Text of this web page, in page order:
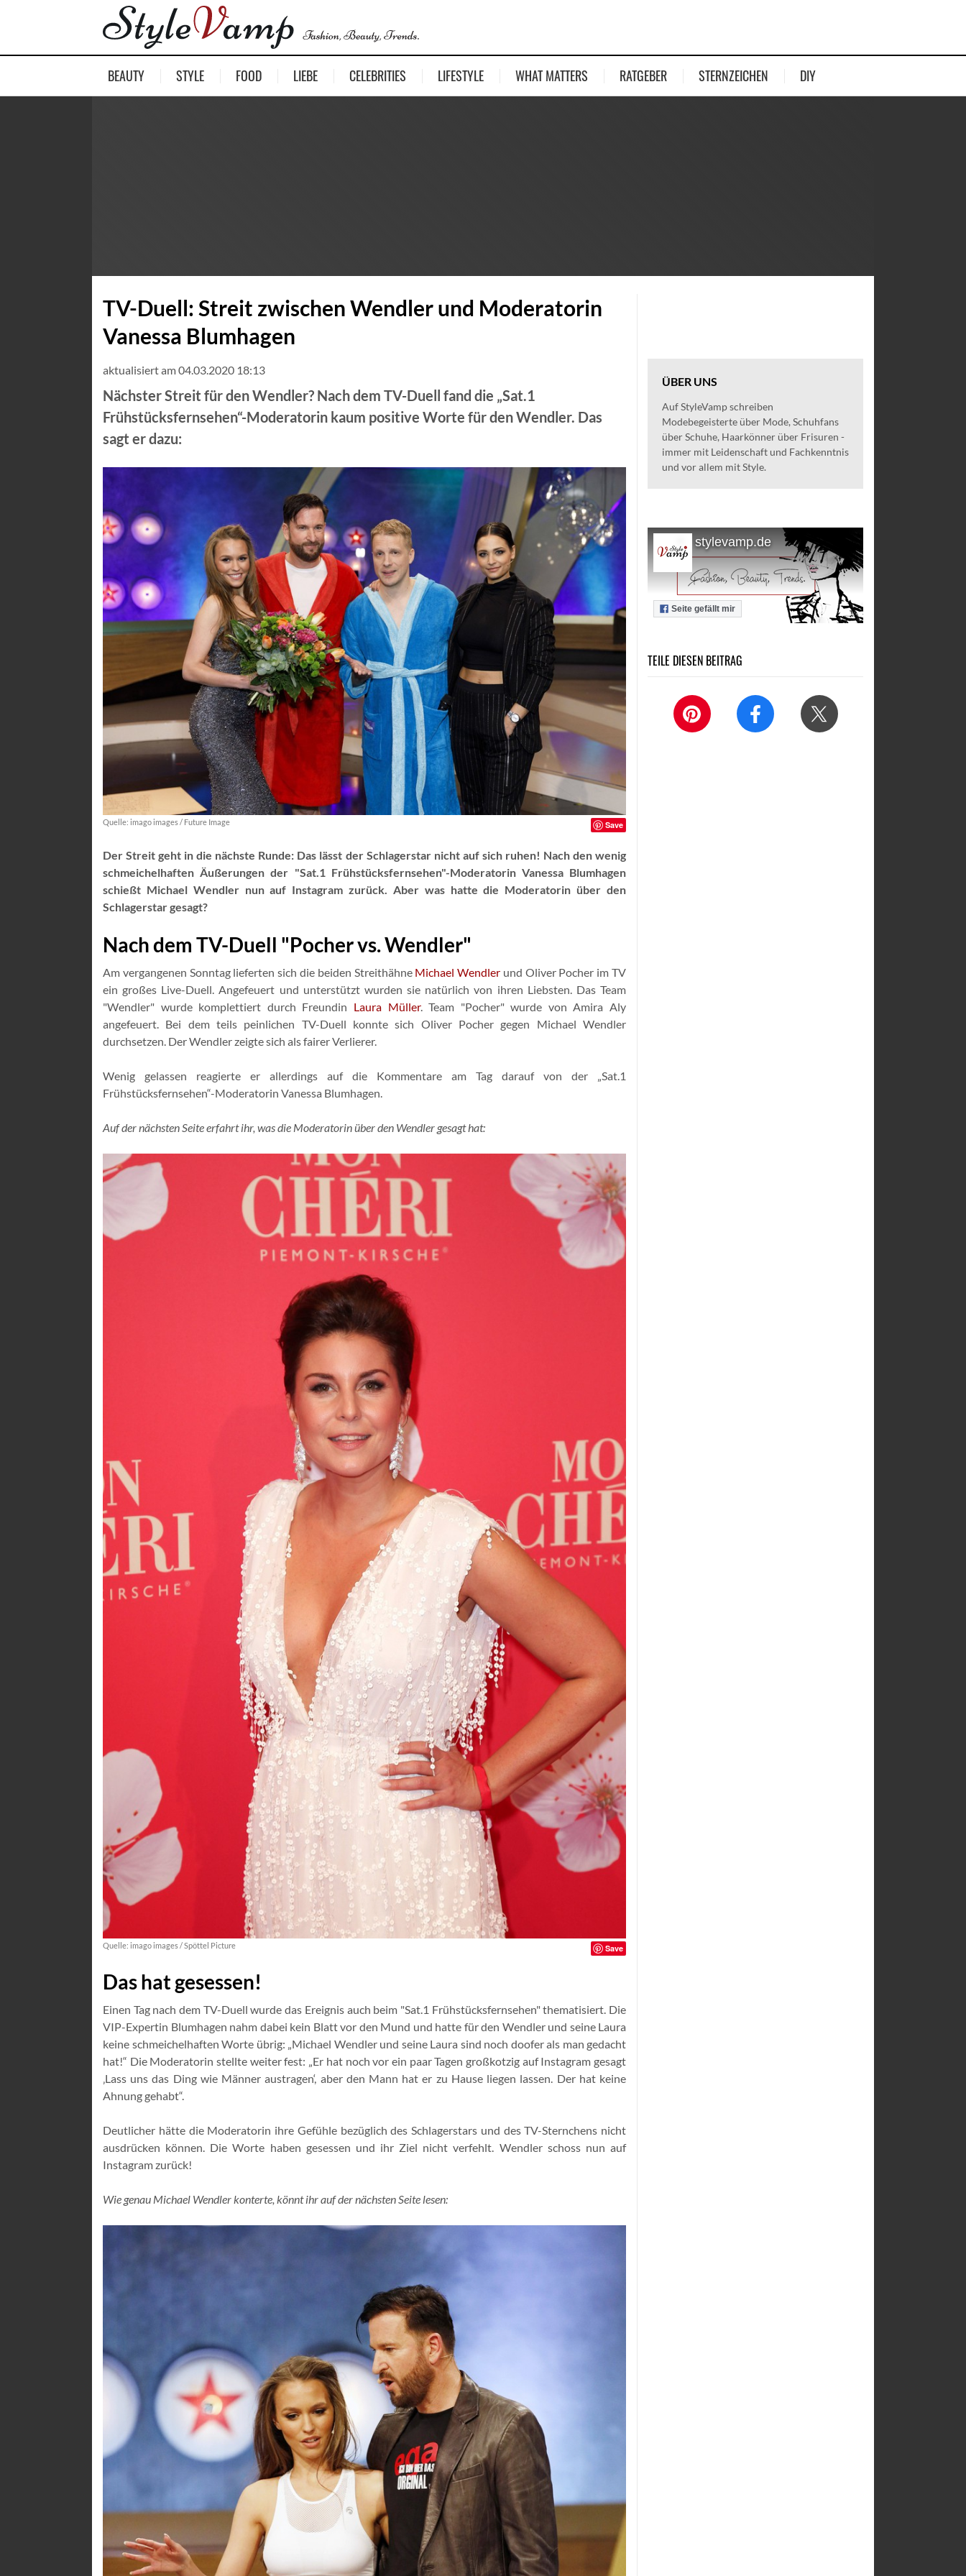
BEAUTY STYLE FOOD LIEBE CELEBRITIES LIFESTYLE WHAT MATTERS RATGEBER STERNZEICHEN DIY
TV-Duell: Streit zwischen Wendler und Moderatorin
Vanessa Blumhagen
aktualisiert am 04.03.2020 18:13
Nächster Streit für den Wendler? Nach dem TV-Duell fand die „Sat.1
Frühstücksfernsehen“-Moderatorin kaum positive Worte für den Wendler. Das
sagt er dazu:
Quelle: imago images / Future Image Save
Der Streit geht in die nächste Runde: Das lässt der Schlagerstar nicht auf sich ruhen! Nach den wenig
schmeichelhaften Äußerungen der "Sat.1 Frühstücksfernsehen"-Moderatorin Vanessa Blumhagen
schießt Michael Wendler nun auf Instagram zurück. Aber was hatte die Moderatorin über den
Schlagerstar gesagt?
Nach dem TV-Duell "Pocher vs. Wendler"
Am vergangenen Sonntag lieferten sich die beiden Streithähne Michael Wendler und Oliver Pocher im TV
ein großes Live-Duell. Angefeuert und unterstützt wurden sie natürlich von ihren Liebsten. Das Team
"Wendler" wurde komplettiert durch Freundin Laura Müller. Team "Pocher" wurde von Amira Aly
angefeuert. Bei dem teils peinlichen TV-Duell konnte sich Oliver Pocher gegen Michael Wendler
durchsetzen. Der Wendler zeigte sich als fairer Verlierer.
Wenig gelassen reagierte er allerdings auf die Kommentare am Tag darauf von der „Sat.1
Frühstücksfernsehen“-Moderatorin Vanessa Blumhagen.
Auf der nächsten Seite erfahrt ihr, was die Moderatorin über den Wendler gesagt hat:
Quelle: imago images / Spöttel Picture Save
Das hat gesessen!
Einen Tag nach dem TV-Duell wurde das Ereignis auch beim "Sat.1 Frühstücksfernsehen" thematisiert. Die
VIP-Expertin Blumhagen nahm dabei kein Blatt vor den Mund und hatte für den Wendler und seine Laura
keine schmeichelhaften Worte übrig: „Michael Wendler und seine Laura sind noch doofer als man gedacht
hat!“ Die Moderatorin stellte weiter fest: „Er hat noch vor ein paar Tagen großkotzig auf Instagram gesagt
‚Lass uns das Ding wie Männer austragen‘, aber den Mann hat er zu Hause liegen lassen. Der hat keine
Ahnung gehabt“.
Deutlicher hätte die Moderatorin ihre Gefühle bezüglich des Schlagerstars und des TV-Sternchens nicht
ausdrücken können. Die Worte haben gesessen und ihr Ziel nicht verfehlt. Wendler schoss nun auf
Instagram zurück!
Wie genau Michael Wendler konterte, könnt ihr auf der nächsten Seite lesen:
ÜBER UNS
Auf StyleVamp schreiben
Modebegeisterte über Mode, Schuhfans
über Schuhe, Haarkönner über Frisuren -
immer mit Leidenschaft und Fachkenntnis
und vor allem mit Style.
stylevamp.de
Seite gefällt mir
TEILE DIESEN BEITRAG